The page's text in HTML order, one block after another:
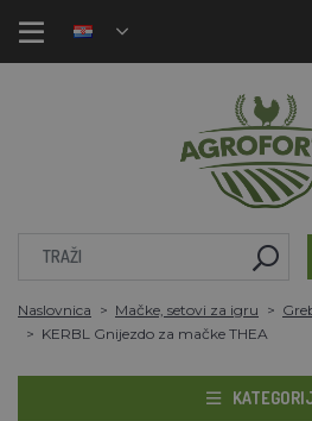
Naslovnica Mačke, setovi za igru
KERBL Gnijezdo za mačke THEA